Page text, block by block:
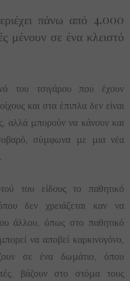
πάνω από 4.000
μένουν σε ένα κλειστό
του τσιγάρου που έχουν
και στα έπιπλα δεν είναι
αλλά μπορούν να κάνουν και
σύμφωνα με μια νέα
του είδους το παθητικό
δεν χρειάζεται καν να
άλλου, όπως στο παθητικό
να αποβεί καρκινογόνο,
σε ένα δωμάτιο, όπου
βάζουν στο στόμα τους